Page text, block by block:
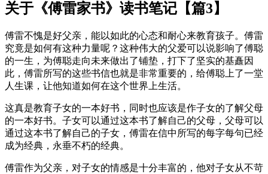
关于《傅雷家书》读书笔记【篇3】
傅雷不愧是好父亲，能以如此的心态和耐心来教育孩子。傅雷
究竟是如何有这种力量呢？这种伟大的父爱可以说影响了傅聪
的一生，为傅聪走向未来做出了铺垫，打下了坚实的基矗因
此，傅雷所写的这些书信也就是非常重要的，给傅聪上了一堂
人生课，让他知道如何在这个世界上生活。
这真是教育子女的一本好书，同时也应该是作子女的了解父母
的一本好书。子女可以通过这本书了解自己的父母，父母可以
通过这本书了解自己的子女，傅雷在信中所写的每字每句已经
成为经典，永垂不朽的经典。
傅雷作为父亲，对子女的情感是十分丰富的，他对子女从不苛